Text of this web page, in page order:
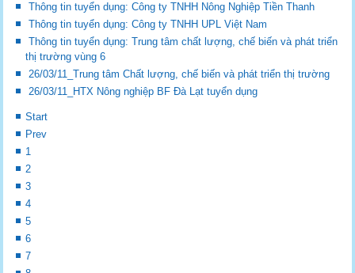
Thông tin tuyển dụng: Công ty TNHH Nông Nghiệp Tiền Thanh
Thông tin tuyển dụng: Công ty TNHH UPL Việt Nam
Thông tin tuyển dụng: Trung tâm chất lượng, chế biến và phát triển
thị trường vùng 6
26/03/11_Trung tâm Chất lượng, chế biến và phát triển thị trường
26/03/11_HTX Nông nghiệp BF Đà Lạt tuyển dụng
Start
Prev
1
2
3
4
5
6
7